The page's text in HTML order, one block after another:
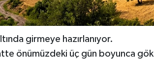
girmeye hazırlanıyor.
önümüzdeki üç gün boyunca gök